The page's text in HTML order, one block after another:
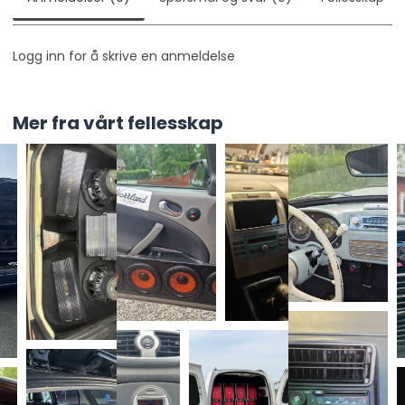
Fargeskjerm med retromodus
Den 3 tommer store TFT-skjermen kan vise
informasjon digitalt eller bytte til en analog
eldre instrumentpaneler der moderne skjermer
ellers lett kan føles feil. Du får retrofølelsen når du vil
ha den, men tydelig informasjon fra DAB-radio, USB
og Bluetooth når det trengs.
Logg inn for å skrive en anmeldelse
Mer fra vårt fellesskap